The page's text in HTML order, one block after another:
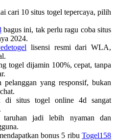
cari 10 situs togel tepercaya, pilih
bagus ini, tak perlu ragu coba situs
2024.
lisensi resmi dari WLA,
togel dijamin 100%, cepat, tanpa
yang responsif, bukan
di situs togel online 4d sangat
taruhan jadi lebih nyaman dan
bonus 5 ribu Togel158